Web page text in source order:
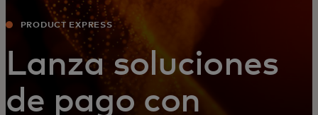
PRODUCT EXPRESS
Lanza soluciones
de pago con